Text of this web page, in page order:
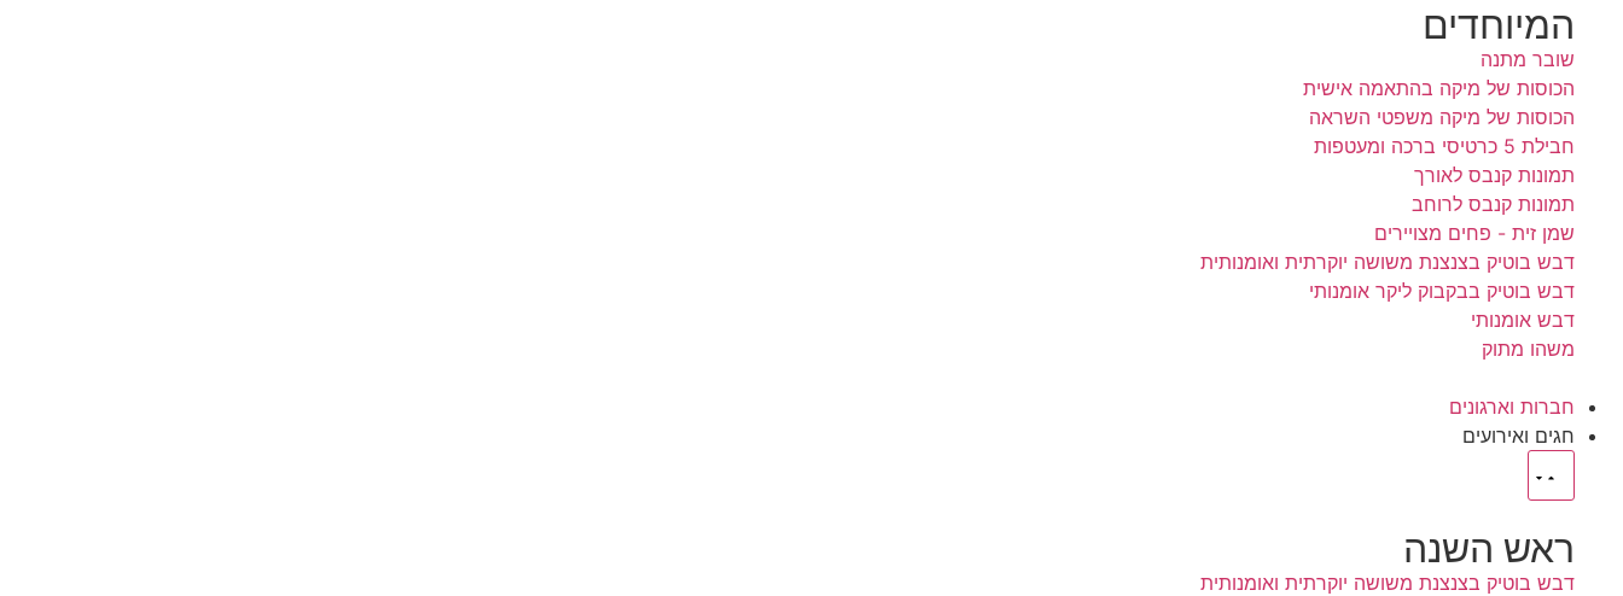
המיוחדים
שובר מתנה
הכוסות של מיקה בהתאמה אישית
הכוסות של מיקה משפטי השראה
חבילת 5 כרטיסי ברכה ומעטפות
תמונות קנבס לאורך
תמונות קנבס לרוחב
שמן זית - פחים מצויירים
דבש בוטיק בצנצנת משושה יוקרתית ואומנותית
דבש בוטיק בבקבוק ליקר אומנותי
דבש אומנותי
משהו מתוק
חברות וארגונים
חגים ואירועים
ראש השנה
דבש בוטיק בצנצנת משושה יוקרתית ואומנותית